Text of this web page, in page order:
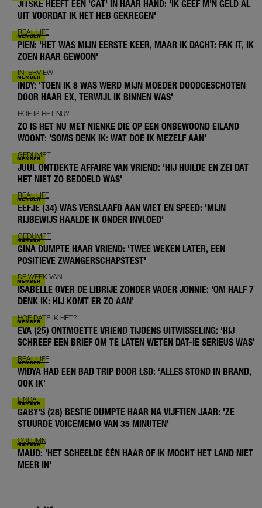
JITSKE HEEFT EEN 'GAT' IN HAAR HAND: 'IK GEEF M'N GELD AL
UIT VOORDAT IK HET HEB GEKREGEN'
REAL LIFE
PIEN: 'HET WAS MIJN EERSTE KEER, MAAR IK DACHT: FAK IT, IK
ZOEN HAAR GEWOON'
INTERVIEW
INDY: 'TOEN IK 8 WAS WERD MIJN MOEDER DOODGESCHOTEN
DOOR HAAR EX, TERWIJL IK BINNEN WAS'
HOE IS HET NU?
ZO IS HET NU MET NIENKE DIE OP EEN ONBEWOOND EILAND
WOONT: 'SOMS DENK IK: WAT DOE IK MEZELF AAN'
GEDUMPT
JUUL ONTDEKTE AFFAIRE VAN VRIEND: 'HIJ HUILDE EN ZEI DAT
HET NIET ZO BEDOELD WAS'
REAL LIFE
EEFJE (34) WAS VERSLAAFD AAN WIET EN SPEED: 'MIJN
RIJBEWIJS HAALDE IK ONDER INVLOED'
GEDUMPT
GINA DUMPTE HAAR VRIEND: 'TWEE WEKEN LATER, EEN
POSITIEVE ZWANGERSCHAPSTEST'
DE WEEK VAN
ISABELLE OVER DE LIBRIJE ZONDER VADER JONNIE: 'OM HALF 7
DENK IK: HIJ KOMT ER ZO AAN'
HOE DATE IK HET?
EVA (25) ONTMOETTE VRIEND TIJDENS UITWISSELING: 'HIJ
SCHREEF EEN BRIEF OM TE LATEN WETEN DAT-IE SERIEUS WAS'
REAL LIFE
WIDYA HAD EEN BAD TRIP DOOR LSD: ‘ALLES STOND IN BRAND,
OOK IK'
LINDA.
GABY'S (28) BESTIE DUMPTE HAAR NA VIJFTIEN JAAR: 'ZE
STUURDE VOICEMEMO VAN 35 MINUTEN'
COLUMN
MAUD: 'HET SCHEELDE ÉÉN HAAR OF IK MOCHT HET LAND NIET
MEER IN'